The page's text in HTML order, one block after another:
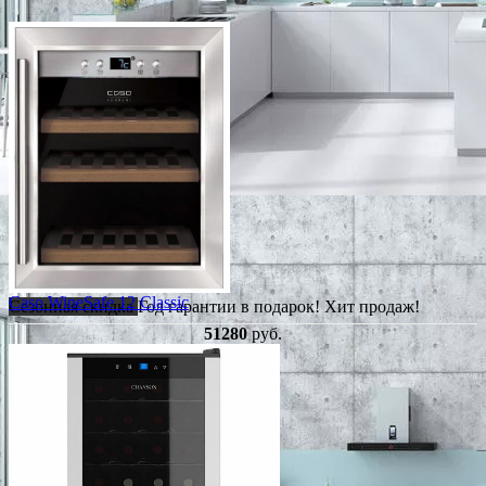
Сезонная скидкаГод гарантии в подарок!Хит продаж!
Caso WineSafe 12 Classic
51280руб.